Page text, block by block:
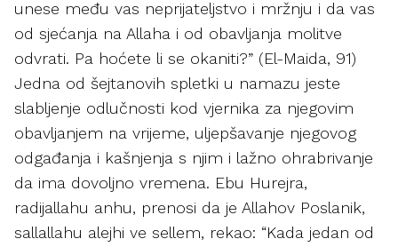
unese među vas neprijateljstvo i mržnju i da vas
od sjećanja na Allaha i od obavljanja molitve
odvrati. Pa hoćete li se okaniti?” (El-Maida, 91)
Jedna od šejtanovih spletki u namazu jeste
slabljenje odlučnosti kod vjernika za njegovim
obavljanjem na vrijeme, uljepšavanje njegovog
odgađanja i kašnjenja s njim i lažno ohrabrivanje
da ima dovoljno vremena. Ebu Hurejra,
radijallahu anhu, prenosi da je Allahov Poslanik,
sallallahu alejhi ve sellem, rekao: “Kada jedan od